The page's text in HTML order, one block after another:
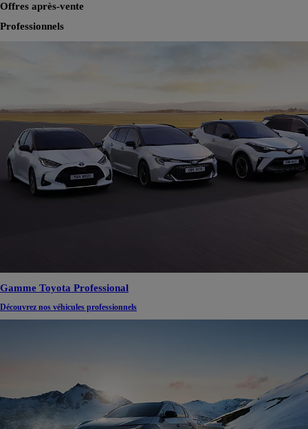
Offres après-vente
Professionnels
Gamme Toyota Professional
Découvrez nos véhicules professionnels